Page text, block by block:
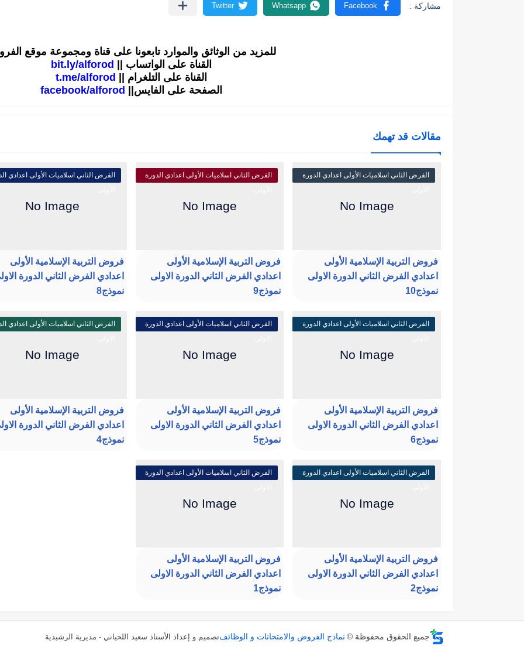
للمزيد من الوثائق والموارد تابعونا على قناة ومجموعة موقع
القناة على الواتساب ||
bit.ly/alforod
القناة على التلغرام ||
t.me/alforod
الصفحة على الفايس||
facebook/alforod
مقالات قد تهمك
الفرض الثاني اسلاميات الأولى اعدادي الدورة
فروض التربية الإسلامية الأولى
اعدادي الفرض الثاني الدورة الاولى
نموذج10
الفرض الثاني اسلاميات الأولى اعدادي الدورة
فروض التربية الإسلامية الأولى
اعدادي الفرض الثاني الدورة الاولى
نموذج9
الفرض الثاني اسلاميات الأولى اعدادي
فروض التربية الإسلامية الأولى
اعدادي الفرض الثاني الدورة
نموذج8
الفرض الثاني اسلاميات الأولى اعدادي الدورة
فروض التربية الإسلامية الأولى
اعدادي الفرض الثاني الدورة الاولى
نموذج6
الفرض الثاني اسلاميات الأولى اعدادي الدورة
فروض التربية الإسلامية الأولى
اعدادي الفرض الثاني الدورة الاولى
نموذج5
الفرض الثاني اسلاميات الأولى اعدادي
فروض التربية الإسلامية الأولى
اعدادي الفرض الثاني الدورة
نموذج4
الفرض الثاني اسلاميات الأولى اعدادي الدورة
فروض التربية الإسلامية الأولى
اعدادي الفرض الثاني الدورة الاولى
نموذج2
الفرض الثاني اسلاميات الأولى اعدادي الدورة
فروض التربية الإسلامية الأولى
اعدادي الفرض الثاني الدورة الاولى
نموذج1
جميع الحقوق محفوظة © نماذج الفروض والامتحانات و الوظائفتصميم و إعداد الأستاذ سعيد اللحياني - مديرية الرشيدية